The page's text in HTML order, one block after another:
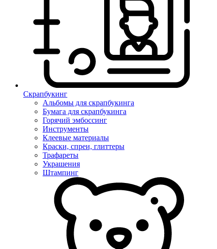
Скрапбукинг
Альбомы для скрапбукинга
Бумага для скрапбукинга
Горячий эмбоссинг
Инструменты
Клеевые материалы
Краски, спреи, глиттеры
Трафареты
Украшения
Штампинг